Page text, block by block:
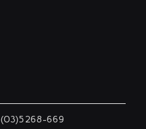
(03)5268-669